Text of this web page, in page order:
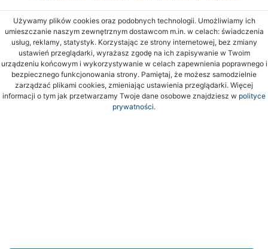
Używamy plików cookies oraz podobnych technologii. Umożliwiamy ich
umieszczanie naszym zewnętrznym dostawcom m.in. w celach: świadczenia
usług, reklamy, statystyk. Korzystając ze strony internetowej, bez zmiany
ustawień przeglądarki, wyrażasz zgodę na ich zapisywanie w Twoim
urządzeniu końcowym i wykorzystywanie w celach zapewnienia poprawnego i
bezpiecznego funkcjonowania strony. Pamiętaj, że możesz samodzielnie
zarządzać plikami cookies, zmieniając ustawienia przeglądarki. Więcej
informacji o tym jak przetwarzamy Twoje dane osobowe znajdziesz w polityce
prywatności.